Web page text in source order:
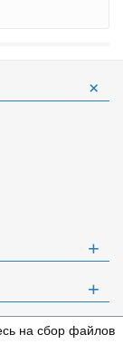
⇩
на сбор файлов